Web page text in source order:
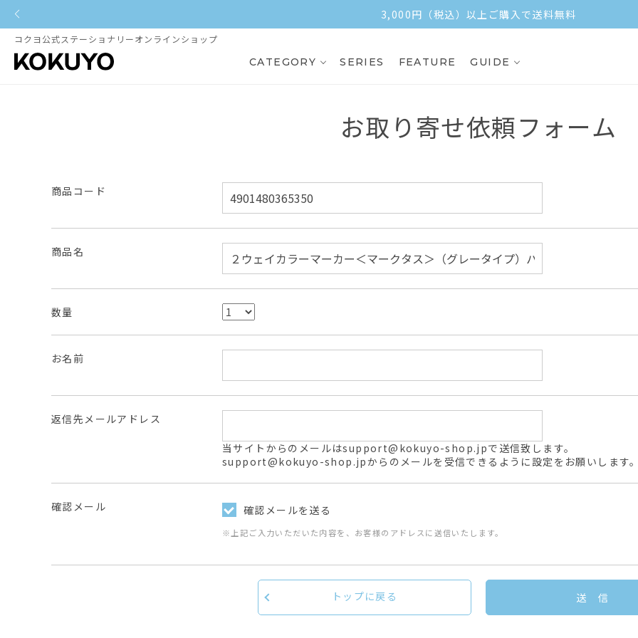
3,000円（税込）以上ご購入で送料無料
コクヨ公式ステーショナリーオンラインショップ
CATEGORY SERIES FEATURE GUIDE
お取り寄せ依頼フォーム
商品コード
商品名
数量
お名前
返信先メールアドレス
当サイトからのメールはsupport@kokuyo-shop.jpで送信致します。
support@kokuyo-shop.jpからのメールを受信できるように設定をお願いします
確認メール 確認メールを送る
※上記ご入力いただいた内容を、お客様のアドレスに送信いたします。
送 信
トップに戻る